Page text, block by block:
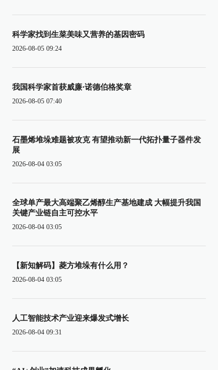
科学家找到生菜美味又营养的基因密码
2026-08-05 09:24
我国科学家首获威廉·诺德伯格奖章
2026-08-05 07:40
石墨烯堆垛难题被攻克 有望推动新一代拓扑量子器件发
展
2026-08-04 03:05
全球单产最大高端聚乙烯醇生产基地建成 大幅提升我国
关键产业链自主可控水平
2026-08-04 03:05
【新知解码】菱方堆垛有什么用？
2026-08-04 03:05
人工智能技术产业迎来爆发式增长
2026-08-04 09:31